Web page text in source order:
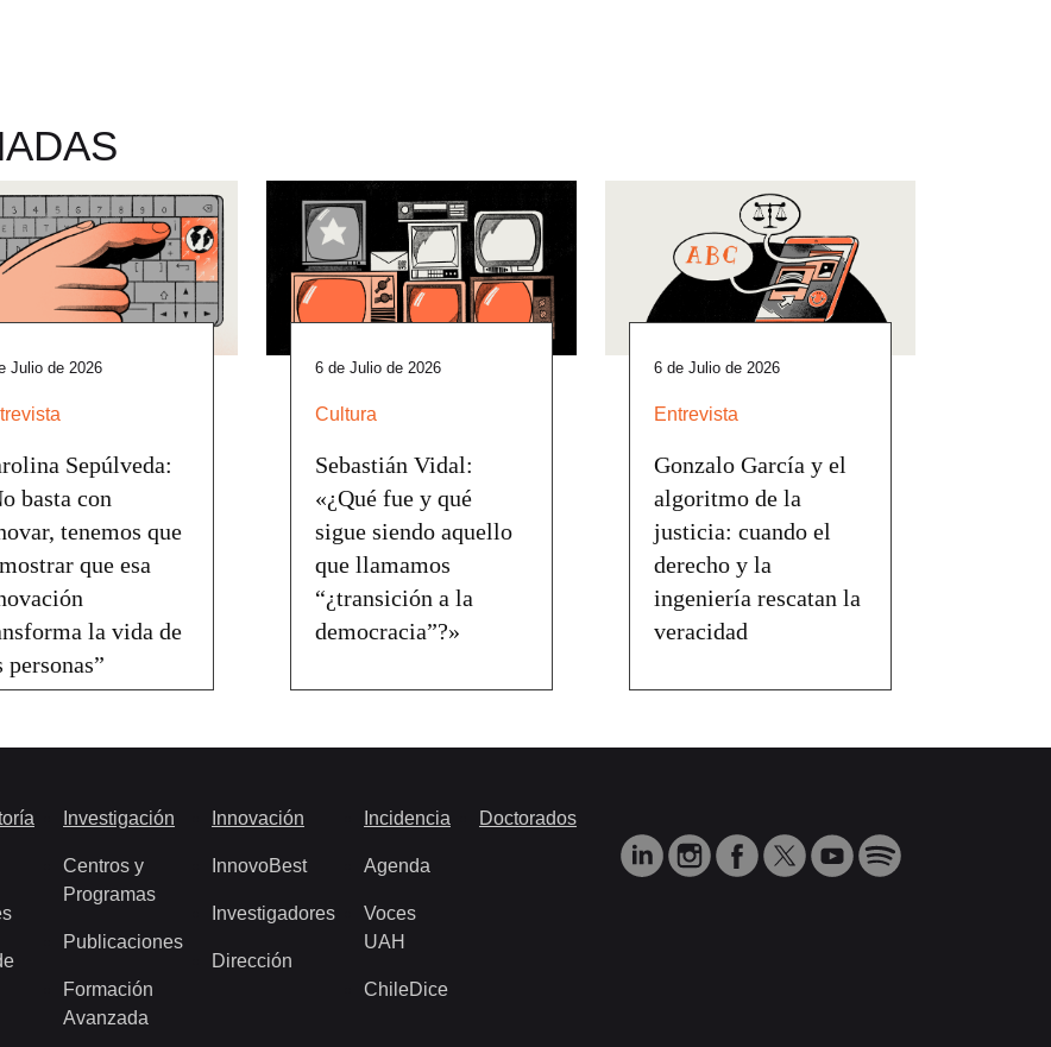
Julio de 2026
Sepúlveda:
basta con
tenemos que
que esa
la vida de
personas”
6 de Julio de 2026
Cultura
Sebastián Vidal:
«¿Qué fue y qué
sigue siendo aquello
que llamamos
“¿transición a la
democracia”?»
6 de Julio de 2026
Entrevista
Gonzalo García y el
algoritmo de la
justicia: cuando el
derecho y la
ingeniería rescatan la
veracidad
Investigación
Centros y
Programas
Publicaciones
Formación
Avanzada
Innovación
InnovoBest
Investigadores
Dirección
Incidencia
Agenda
Voces
UAH
ChileDice
Doctorados